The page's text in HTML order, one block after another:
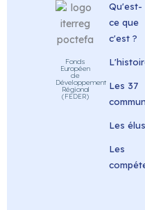
Fonds
Européen
de
Développement
Régional
(FEDER)
Qu'est-
ce que
c'est ?
Les 37
Les élus
Les